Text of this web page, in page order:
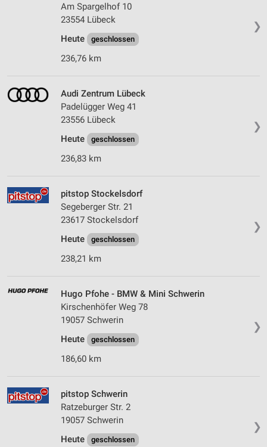
❯
Am Spargelhof 10
23554 Lübeck
Heute
geschlossen
236,76 km
❯
Audi Zentrum Lübeck
Padelügger Weg 41
23556 Lübeck
Heute
geschlossen
236,83 km
❯
pitstop Stockelsdorf
Segeberger Str. 21
23617 Stockelsdorf
Heute
geschlossen
238,21 km
❯
Hugo Pfohe - BMW & Mini Schwerin
Kirschenhöfer Weg 78
19057 Schwerin
Heute
geschlossen
186,60 km
❯
pitstop Schwerin
Ratzeburger Str. 2
19057 Schwerin
Heute
geschlossen